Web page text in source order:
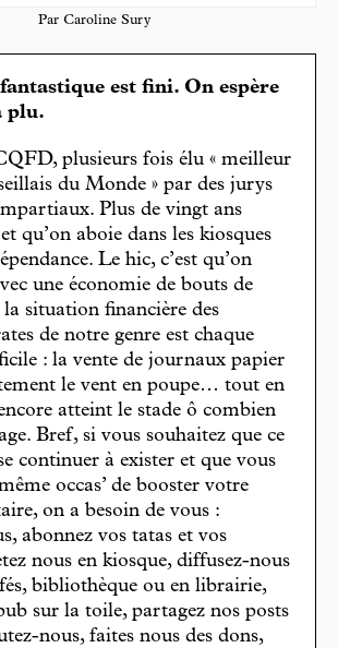
Par Caroline Sury
est fini. On espère
plu.
plusieurs fois élu « meilleur
du Monde » par des jurys
Plus de vingt ans
qu’on aboie dans les kiosques
Le hic, c’est qu’on
une économie de bouts de
la situation financière des
de notre genre est chaque
: la vente de journaux papier
le vent en poupe… tout en
atteint le stade ô combien
Bref, si vous souhaitez que ce
continuer à exister et que vous
occas’ de booster votre
on a besoin de vous :
abonnez vos tatas et vos
nous en kiosque, diffusez-nous
bibliothèque ou en librairie,
sur la toile, partagez nos posts
nous, faites nous des dons,